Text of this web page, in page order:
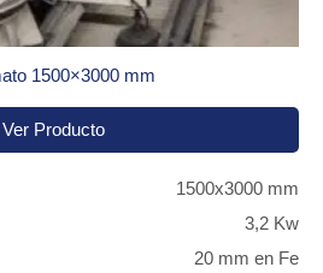
1500×3000 mm
Ver Producto
1500x3000 mm
3,2 Kw
20 mm en Fe